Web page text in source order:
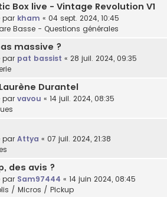
Box live - Vintage Revolution V1
par kham « 04 sept. 2024, 10:45
Basse - Questions générales
massive ?
par pat bassist « 28 juil. 2024, 09:35
Durantel
par vavou « 14 juil. 2024, 08:35
par Attya « 07 juil. 2024, 21:38
des avis ?
par Sam97444 « 14 juin 2024, 08:45
/ Micros / Pickup